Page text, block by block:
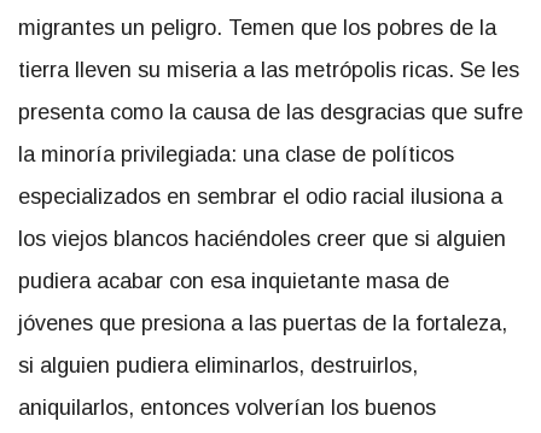
migrantes un peligro. Temen que los pobres de la
tierra lleven su miseria a las metrópolis ricas. Se les
presenta como la causa de las desgracias que sufre
la minoría privilegiada: una clase de políticos
especializados en sembrar el odio racial ilusiona a
los viejos blancos haciéndoles creer que si alguien
pudiera acabar con esa inquietante masa de
jóvenes que presiona a las puertas de la fortaleza,
si alguien pudiera eliminarlos, destruirlos,
aniquilarlos, entonces volverían los buenos